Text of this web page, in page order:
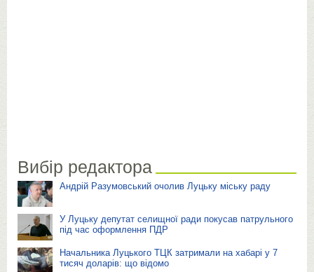
Вибір редактора
Андрій Разумовський очолив Луцьку міську раду
У Луцьку депутат селищної ради покусав патрульного
під час оформлення ПДР
Начальника Луцького ТЦК затримали на хабарі у 7
тисяч доларів: що відомо